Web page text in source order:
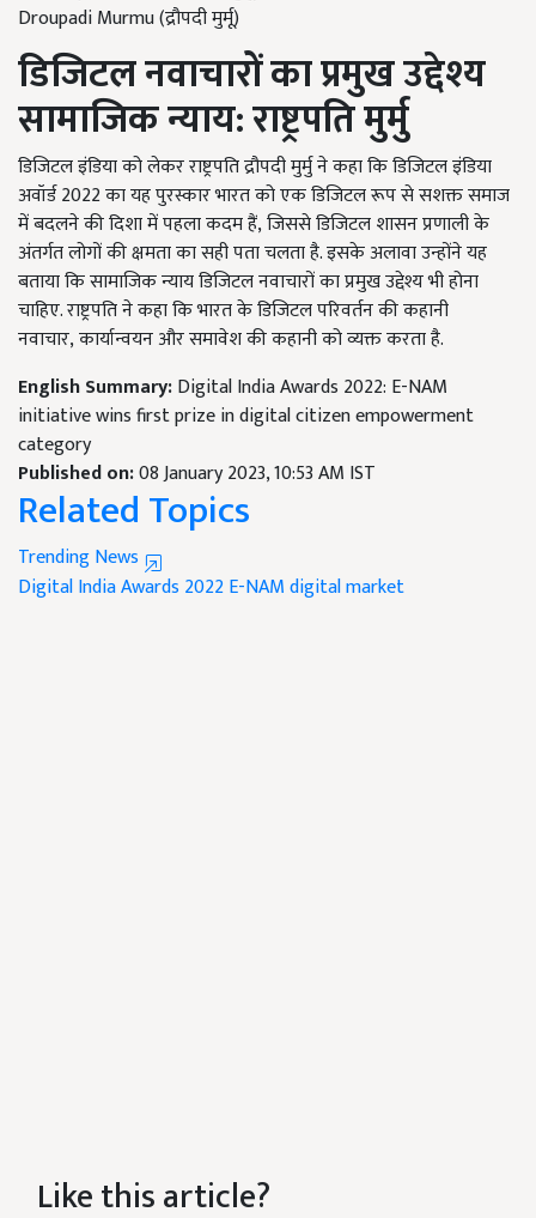
Droupadi Murmu (द्रौपदी मुर्मू)
डिजिटल नवाचारों का प्रमुख उद्देश्य
सामाजिक न्याय: राष्ट्रपति मुर्मु
डिजिटल इंडिया को लेकर राष्ट्रपति द्रौपदी मुर्मुने कहा किडिजिटल इंडिया
अवॉर्ड2022का यह पुरस्कार भारत को एक डिजिटल रूप से सशक्त समाज
में बदलने की दिशा में पहला कदम हैं,जिससे डिजिटल शासन प्रणाली के
अंतर्गत लोगों की क्षमता का सही पता चलता है. इसके अलावा उन्होंने यह
बताया कि सामाजिक न्याय डिजिटल नवाचारों का प्रमुख उद्देश्य भी होना
चाहिए. राष्ट्रपति ने कहा कि भारत के डिजिटल परिवर्तन की कहानी
नवाचार,कार्यान्वयन और समावेश की कहानी को व्यक्त करता है.
English Summary:Digital India Awards 2022: E-NAM
initiative wins first prize in digital citizen empowerment
category
Published on:08 January 2023, 10:53 AM IST
Related Topics
Trending News
Digital India Awards 2022E-NAMdigital market
Like this article?